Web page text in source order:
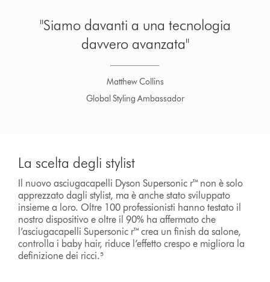
"Siamo davanti a una tecnologia
davvero avanzata"
Matthew Collins
Global Styling Ambassador
La scelta degli stylist
Il nuovo asciugacapelli Dyson Supersonic r™ non è solo
apprezzato dagli stylist, ma è anche stato sviluppato
insieme a loro. Oltre 100 professionisti hanno testato il
nostro dispositivo e oltre il 90% ha affermato che
l’asciugacapelli Supersonic r™ crea un finish da salone,
controlla i baby hair, riduce l’effetto crespo e migliora la
definizione dei ricci.⁵